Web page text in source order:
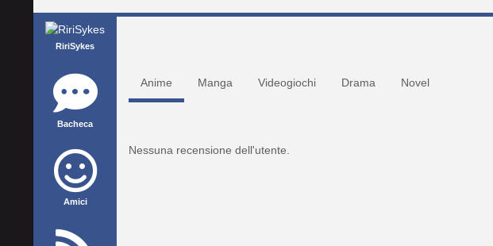
RiriSykes
Bacheca
Amici
Anime Manga Videogiochi Drama Novel
Nessuna recensione dell'utente.